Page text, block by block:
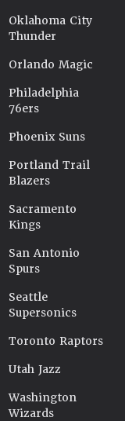
Oklahoma City
Thunder
Orlando Magic
Philadelphia
76ers
Phoenix Suns
Portland Trail
Blazers
Sacramento
Kings
San Antonio
Spurs
Seattle
Supersonics
Toronto Raptors
Utah Jazz
Washington
Wizards